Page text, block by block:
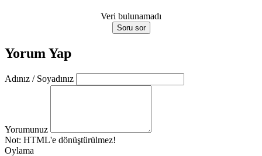
Veri bulunamadı
Soru sor
Yorum Yap
Adınız / Soyadınız
Yorumunuz
Not: HTML'e dönüştürülmez!
Oylama